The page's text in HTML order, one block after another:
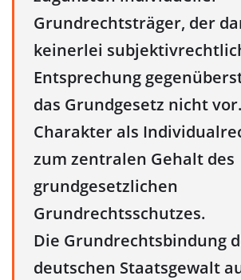
Grundrechtsträger, der
keinerlei
Entsprechung
das Grundgesetz nicht
Charakter als
zum zentralen Gehalt des
grundgesetzlichen
Grundrechtsschutzes.
Die Grundrechtsbindung
deutschen Staatsgewalt